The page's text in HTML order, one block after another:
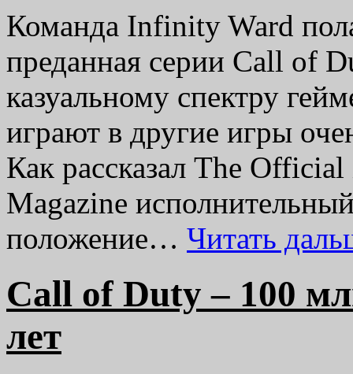
Команда Infinity Ward
преданная серии Call of
казуальному спектру
играют в другие игры
Как рассказал The
Magazine
положение… Читать
Call of Duty – 100
лет